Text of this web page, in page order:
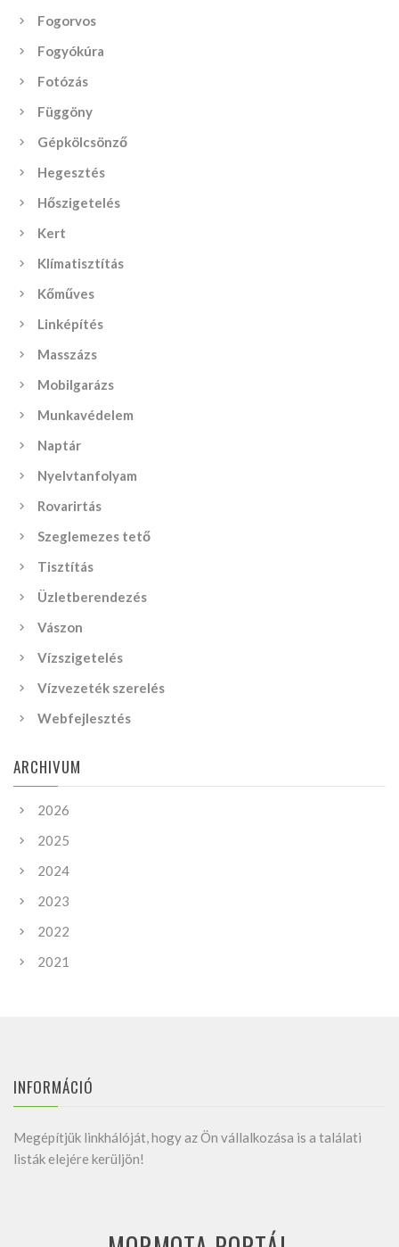
Fogorvos
Fogyókúra
Fotózás
Függöny
Gépkölcsönző
Hegesztés
Hőszigetelés
Kert
Klímatisztítás
Kőműves
Linképítés
Masszázs
Mobilgarázs
Munkavédelem
Naptár
Nyelvtanfolyam
Rovarirtás
Szeglemezes tető
Tisztítás
Üzletberendezés
Vászon
Vízszigetelés
Vízvezeték szerelés
Webfejlesztés
ARCHIVUM
2026
2025
2024
2023
2022
2021
INFORMÁCIÓ
Megépítjük linkhálóját, hogy az Ön vállalkozása is a találati
listák elejére kerüljön!